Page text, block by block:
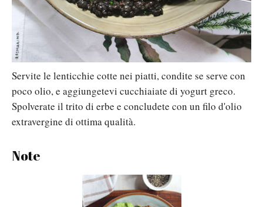
Servite le lenticchie cotte nei piatti, condite se serve con
poco olio, e aggiungetevi cucchiaiate di yogurt greco.
Spolverate il trito di erbe e concludete con un filo d'olio
extravergine di ottima qualità.
Note